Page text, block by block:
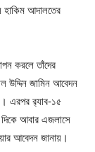
হাকিম আদালতের
করলে তাঁদের
উদ্দিন জামিন আবেদন
এরপর র‌্যাব-১৫
আবার এজলাসে
আবেদন জানায়।